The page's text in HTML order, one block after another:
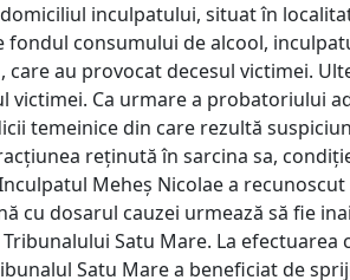
domiciliul inculpatului, situat în
fondul consumului de alcool,
au provocat decesul victimei.
victimei. Ca urmare a probatoriului
temeinice din care rezultă
reţinută în sarcina sa,
Meheş Nicolae a
cu dosarul cauzei urmează să fie
Satu Mare. La efectuarea
Satu Mare a beneficiat de